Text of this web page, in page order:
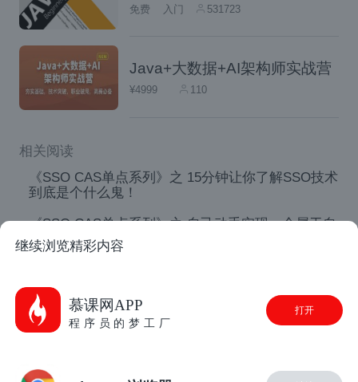
继续浏览精彩内容
慕课网APP
程序员的梦工厂
打开
由上图可以看出，原先在各系统中的认证模
行。至于授权，每个应用都不一样，可维持原
样。会话部分，其实分解成了全局会话和局部
还得要具体解决几个关键问题
免费 入门 531723
Java+大数据+AI架构师实战营
¥4999 110
相关阅读
《SSO CAS单点系列》之 15分钟让你了解SSO技术
到底是个什么鬼！
《SSO CAS单点系列》之 自己动手实现一个属于自
己的SSO认证服务器！
CAS就这么简单(相识篇)
《SSO CAS单点系列》之 APP原生应用如何访问
CAS认证中心(系列结束)